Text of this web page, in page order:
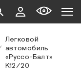
Легковой
автомобиль
«Руссо-Балт»
К12/20